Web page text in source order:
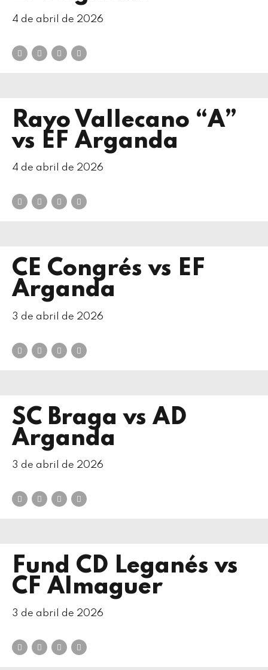
4 de abril de 2026
Rayo Vallecano “A”
vs EF Arganda
4 de abril de 2026
CE Congrés vs EF
Arganda
3 de abril de 2026
SC Braga vs AD
Arganda
3 de abril de 2026
Fund CD Leganés vs
CF Almaguer
3 de abril de 2026